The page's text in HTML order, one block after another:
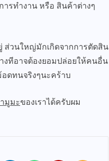
ารทำงาน หรือ สินค้าต่างๆ
ส่วนใหญ่มักเกิดจากการตัดสิน
งทีอาจต้องยอมปล่อยให้คนอื่น
อดทนจริงๆนะคร้าบ
มูมะของเราได้ครับผม